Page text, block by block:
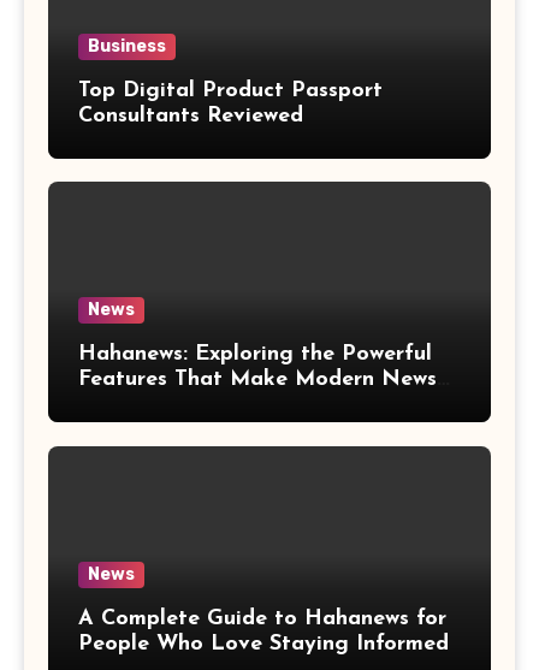
Business
Top Digital Product Passport
Consultants Reviewed
News
Hahanews: Exploring the Powerful
Features That Make Modern News
News
A Complete Guide to Hahanews for
People Who Love Staying Informed